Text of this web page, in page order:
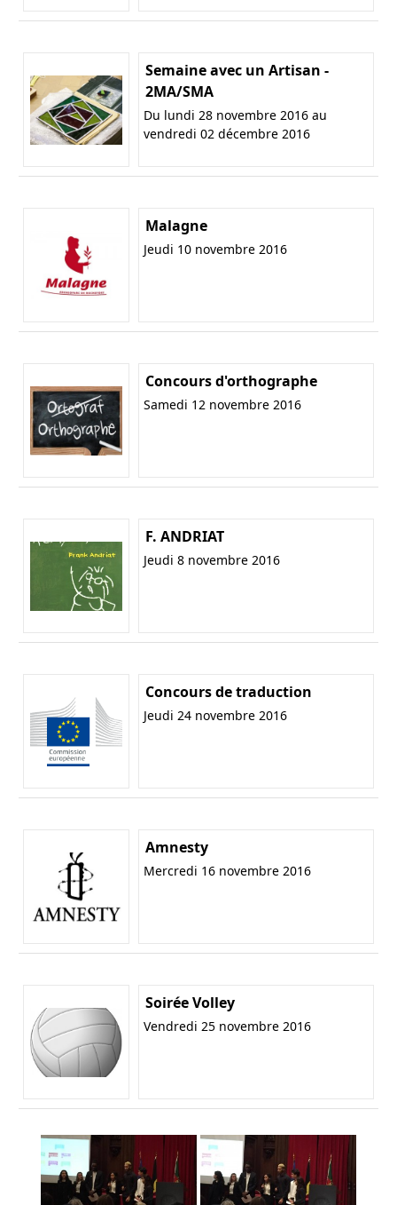
Semaine avec un Artisan -
2MA/SMA
Du lundi 28 novembre 2016 au
vendredi 02 décembre 2016
Malagne
Jeudi 10 novembre 2016
Concours d'orthographe
Samedi 12 novembre 2016
F. ANDRIAT
Jeudi 8 novembre 2016
Concours de traduction
Jeudi 24 novembre 2016
Amnesty
Mercredi 16 novembre 2016
Soirée Volley
Vendredi 25 novembre 2016